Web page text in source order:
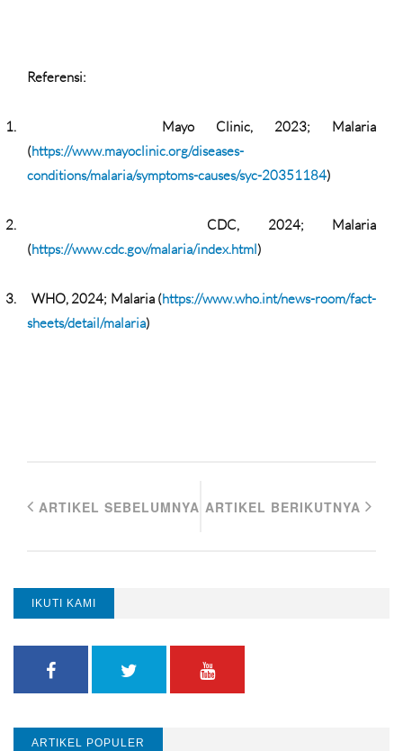
Referensi:
1.
Mayo Clinic, 2023; Malaria
(https://www.mayoclinic.org/diseases-
conditions/malaria/symptoms-causes/syc-20351184)
2.
CDC, 2024; Malaria
(https://www.cdc.gov/malaria/index.html)
3. WHO, 2024; Malaria (https://www.who.int/news-room/fact-
sheets/detail/malaria)
ARTIKEL SEBELUMNYA ARTIKEL BERIKUTNYA
IKUTI KAMI
ARTIKEL POPULER